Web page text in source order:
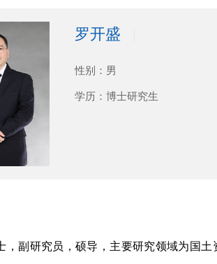
罗开盛
性别： 男
学历： 博士研究生
，副研究员，硕导，主要研究领域为国